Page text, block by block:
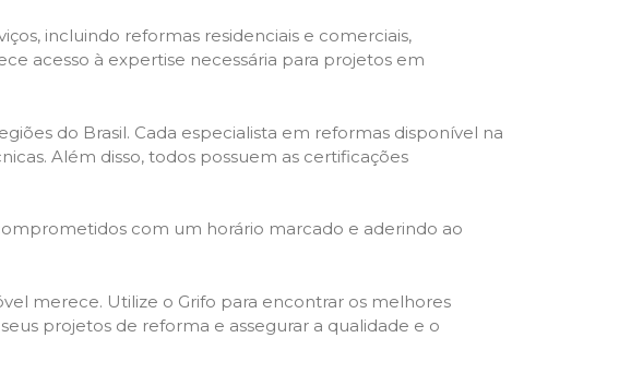
incluindo reformas residenciais e comerciais,
acesso à expertise necessária para projetos em
do Brasil. Cada especialista em reformas disponível na
Além disso, todos possuem as certificações
com um horário marcado e aderindo ao
merece. Utilize o Grifo para encontrar os melhores
projetos de reforma e assegurar a qualidade e o